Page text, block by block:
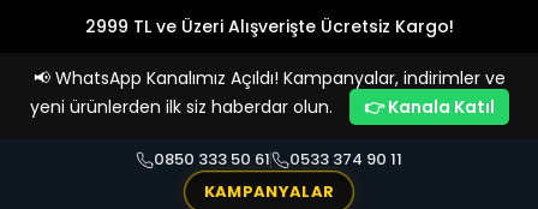
2999 TL ve Üzeri Alışverişte Ücretsiz Kargo!
Vade Farksız 4 Taksit İmkanı!
📢 WhatsApp Kanalımız Açıldı! Kampanyalar, indirimler ve
yeni ürünlerden ilk siz haberdar olun.
👉 Kanala Katıl
0850 333 50 61
0533 374 90 11
KAMPANYALAR